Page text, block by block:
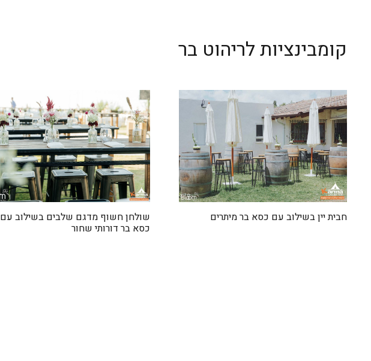
קומבינציות לריהוט בר
חבית יין בשילוב עם כסא בר מיתרים שולחן חשוף מדגם שלבים בשילוב עם
כסא בר דורותי שחור